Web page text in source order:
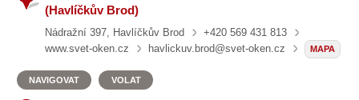
(Havlíčkův Brod)
Nádražní 397, Havlíčkův Brod
+420 569 431 813
www.svet-oken.cz
havlickuv.brod@svet-oken.cz MAPA
NAVIGOVAT VOLAT